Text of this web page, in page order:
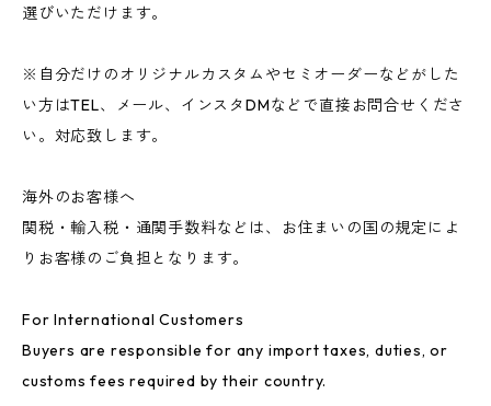
選びいただけます。
※自分だけのオリジナルカスタムやセミオーダーなどがした
い方はTEL、メール、インスタDMなどで直接お問合せくださ
い。対応致します。
海外のお客様へ
関税・輸入税・通関手数料などは、お住まいの国の規定によ
りお客様のご負担となります。
For International Customers
Buyers are responsible for any import taxes, duties, or
customs fees required by their country.